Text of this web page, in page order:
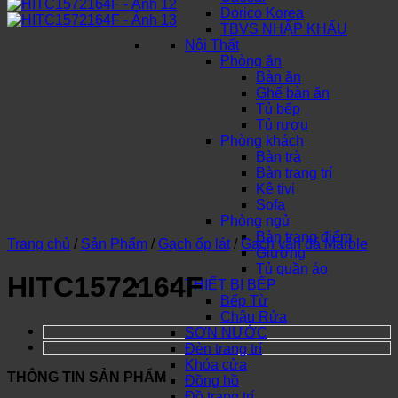
Dorico Korea
TBVS NHẬP KHẨU
Nội Thất
Phòng ăn
Bàn ăn
Ghế bàn ăn
Tủ bếp
Tủ rượu
Phòng khách
Bàn trà
Bàn trang trí
Kệ tivi
Sofa
Phòng ngủ
Bàn trang điểm
Giường
Tủ quần áo
THIẾT BỊ BẾP
Bếp Từ
Chậu Rửa
SƠN NƯỚC
Đèn trang trí
Khóa cửa
Đồng hồ
Trang chủ / Sản Phẩm / Gạch ốp lát / Gạch vân đá Marble
HITC1572164F
THÔNG TIN SẢN PHẨM